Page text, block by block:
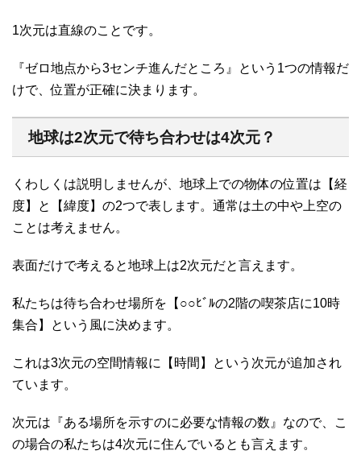
1次元は直線のことです。
『ゼロ地点から3センチ進んだところ』という1つの情報だ
けで、位置が正確に決まります。
地球は2次元で待ち合わせは4次元？
くわしくは説明しませんが、地球上での物体の位置は【経
度】と【緯度】の2つで表します。通常は土の中や上空の
ことは考えません。
表面だけで考えると地球上は2次元だと言えます。
私たちは待ち合わせ場所を【○○ﾋﾞﾙの2階の喫茶店に10時
集合】という風に決めます。
これは3次元の空間情報に【時間】という次元が追加され
ています。
次元は『ある場所を示すのに必要な情報の数』なので、こ
の場合の私たちは4次元に住んでいるとも言えます。